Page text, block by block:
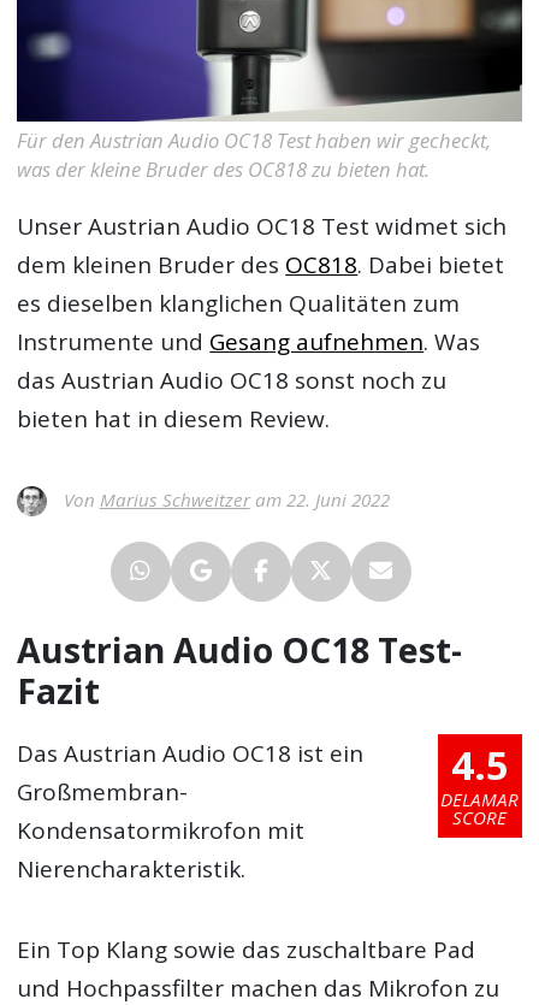
Für den Austrian Audio OC18 Test haben wir gecheckt,
was der kleine Bruder des OC818 zu bieten hat.
UnserAustrian Audio OC18 Test widmet sich
dem kleinen Bruder des OC818. Dabei bietet
es dieselben klanglichen Qualitäten zum
Instrumente und Gesang aufnehmen. Was
das Austrian Audio OC18 sonst noch zu
bieten hat in diesem Review.
Von Marius Schweitzeram 22. Juni 2022
Austrian Audio OC18 Test-
Fazit
4.5
DELAMAR
SCORE
Das Austrian Audio OC18 ist ein
Großmembran-
Kondensatormikrofon mit
Nierencharakteristik.
Ein Top Klang sowie das zuschaltbare Pad
und Hochpassfilter machen das Mikrofon zu